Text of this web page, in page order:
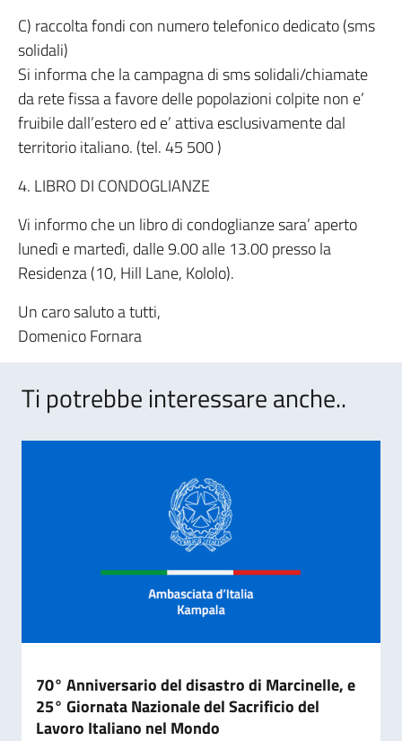
C) raccolta fondi con numero telefonico dedicato (sms
solidali)
Si informa che la campagna di sms solidali/chiamate
da rete fissa a favore delle popolazioni colpite non e’
fruibile dall’estero ed e’ attiva esclusivamente dal
territorio italiano. (tel. 45 500 )
4. LIBRO DI CONDOGLIANZE
Vi informo che un libro di condoglianze sara’ aperto
lunedì e martedì, dalle 9.00 alle 13.00 presso la
Residenza (10, Hill Lane, Kololo).
Un caro saluto a tutti,
Domenico Fornara
Ti potrebbe interessare anche..
70° Anniversario del disastro di Marcinelle, e
25° Giornata Nazionale del Sacrificio del
Lavoro Italiano nel Mondo